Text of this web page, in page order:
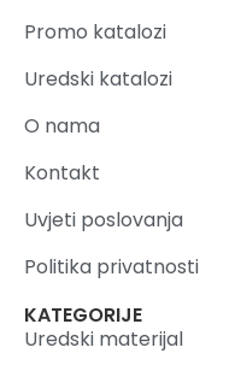
Promo katalozi
Uredski katalozi
O nama
Kontakt
Uvjeti poslovanja
Politika privatnosti
KATEGORIJE
Uredski materijal